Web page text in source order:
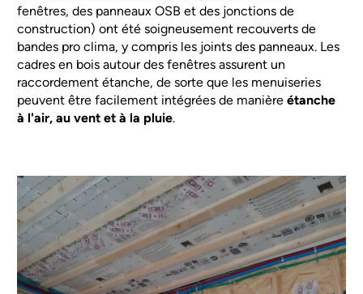
fenêtres, des panneaux OSB et des jonctions de
construction) ont été soigneusement recouverts de
bandes pro clima, y compris les joints des panneaux. Les
cadres en bois autour des fenêtres assurent un
raccordement étanche, de sorte que les menuiseries
peuvent être facilement intégrées de manièreétanche
à l'air, au vent et à la pluie.